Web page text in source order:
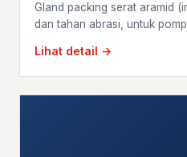
Gland packing serat aramid
dan tahan abrasi, untuk
Lihat detail →